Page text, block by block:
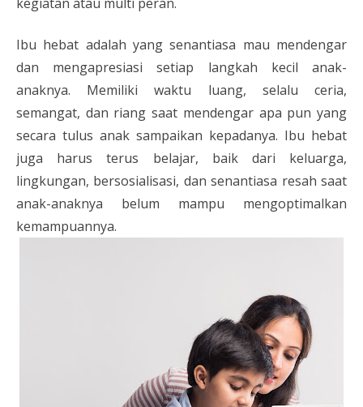
Ibu hebat adalah yang senantiasa mau mendengar
dan mengapresiasi setiap langkah kecil anak-
anaknya. Memiliki waktu luang, selalu ceria,
semangat, dan riang saat mendengar apa pun yang
secara tulus anak sampaikan kepadanya. Ibu hebat
juga harus terus belajar, baik dari keluarga,
lingkungan, bersosialisasi, dan senantiasa resah saat
anak-anaknya belum mampu mengoptimalkan
kemampuannya.